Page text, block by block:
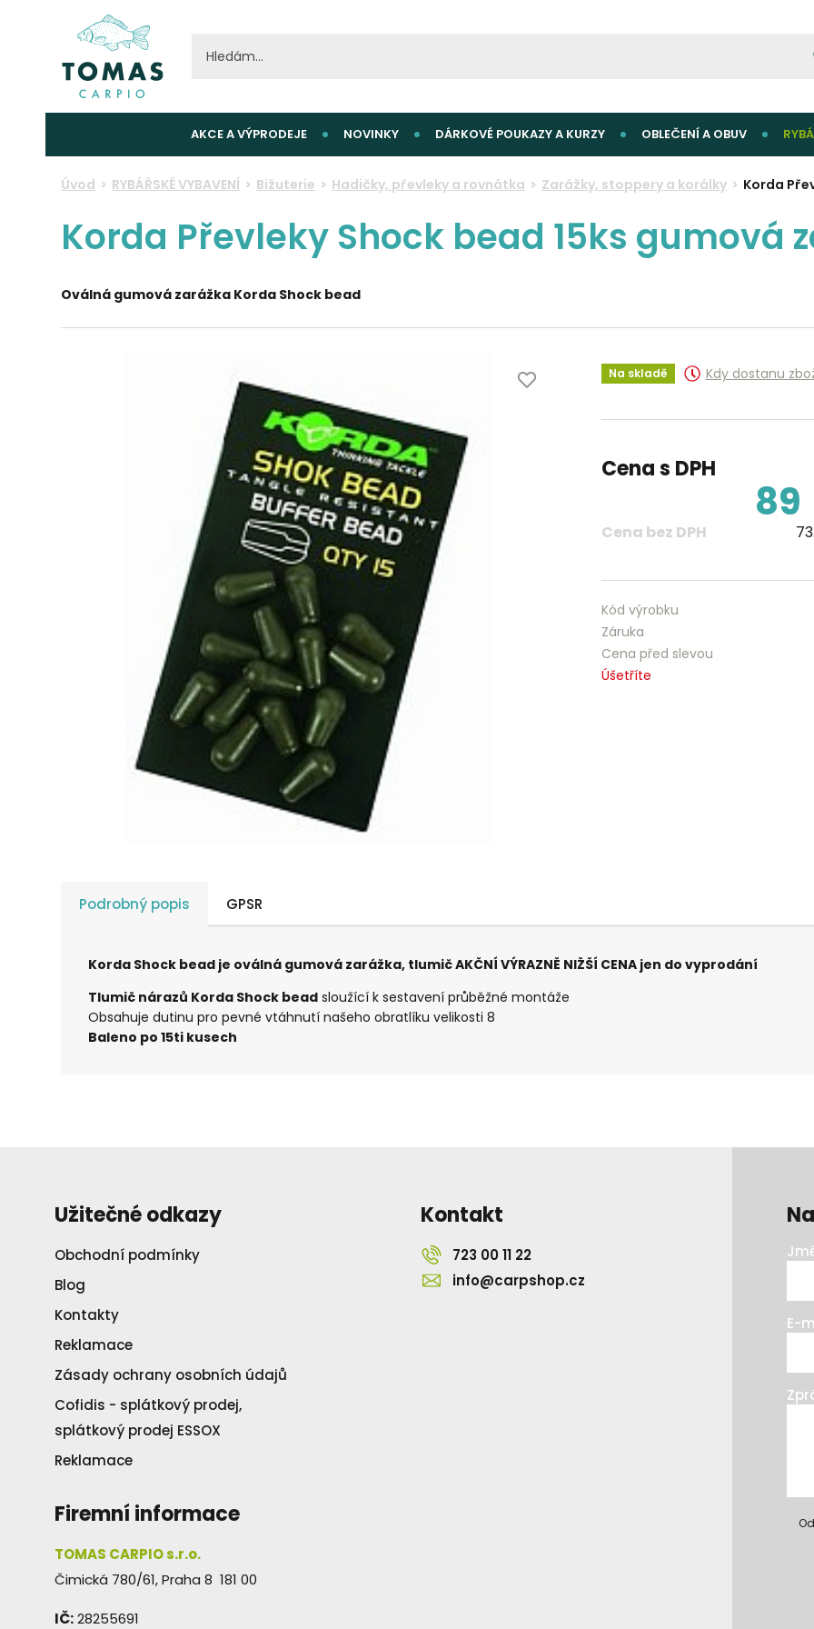
AKCE A VÝPRODEJE NOVINKY DÁRKOVÉ POUKAZY A KURZY OBLEČENÍ A OBUV
Úvod RYBÁŘSKÉ VYBAVENÍ Bižuterie Hadičky, převleky a rovnátka Zarážky, stoppery a korálky Korda
Korda Převleky Shock bead 15ks gumová
Oválná gumová zarážka Korda Shock bead
Na skladě Kdy dostanu
Cena s DPH
89
Cena bez DPH
Kód výrobku
Záruka
Cena před slevou
Úšetříte
Podrobný popis GPSR
Korda Shock bead je oválná gumová zarážka, tlumič AKČNÍ VÝRAZNĚ NIŽŠÍ CENA jen do vyprodání
Tlumič nárazů Korda Shock bead sloužící k sestavení průběžné montáže
Obsahuje dutinu pro pevné vtáhnutí našeho obratlíku velikosti 8
Baleno po 15ti kusech
Užitečné odkazy
Obchodní podmínky
Blog
Kontakty
Reklamace
Zásady ochrany osobních údajů
Cofidis - splátkový prodej,
splátkový prodej ESSOX
Reklamace
Firemní informace
TOMAS CARPIO s.r.o.
Čimická 780/61, Praha 8 181 00
IČ:28255691
Kontakt
723 00 11 22
info@carpshop.cz
E-